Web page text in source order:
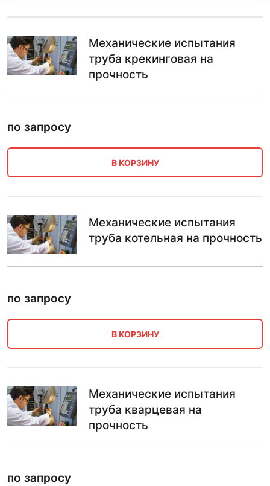
Механические испытания
труба крекинговая на
прочность
по запросу
В КОРЗИНУ
Механические испытания
труба котельная на прочность
по запросу
В КОРЗИНУ
Механические испытания
труба кварцевая на
прочность
по запросу